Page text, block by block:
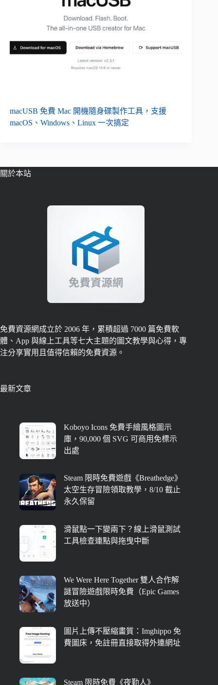
macUSB 免費 Mac 開機隨身碟製作工具，支援
macOS、Windows、Linux 一次搞定
關於本站
免費資源網成立於 2006 年，累積超過 7000 篇免費軟
體、App 與線上工具等七大主題的圖文教學與心得，專
注分享實用且值得信賴的免費資源。
最新文章
Koboyo Icons 免費手繪風格圖示
庫，90,000 個 SVG 可商用免標示
出處
Steam 限時免費遊戲《Breathedge》
太空生存冒險領取教學，8/10 截止
永久保留
滑鼠點一下變兩下？線上滑鼠測試
工具檢查連點與拖曳中斷
We Were Here Together 雙人合作解
謎冒險遊戲限時免費（Epic Games
放送中）
圖片上傳不壓縮畫質：Imghippo 免
費圖床，免註冊直接取得外連網址
Steam 限時免費《夜勤人》